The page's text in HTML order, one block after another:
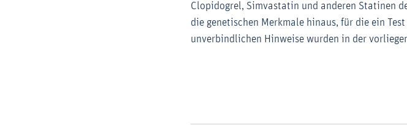
Clopidogrel, Simvastatin und anderen Statinen
die genetischen Merkmale hinaus, für die ein
unverbindlichen Hinweise wurden in der